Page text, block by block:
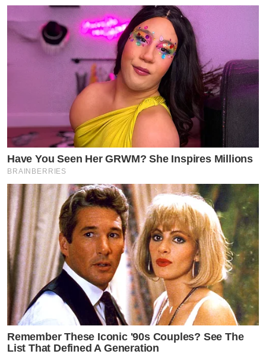
Have You Seen Her GRWM? She Inspires Millions
BRAINBERRIES
Remember These Iconic '90s Couples? See The
List That Defined A Generation